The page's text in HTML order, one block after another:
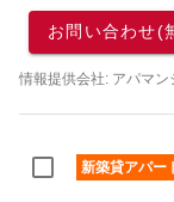
お問い合わせ(
情報提供会社: アパマ
新築貸アパー